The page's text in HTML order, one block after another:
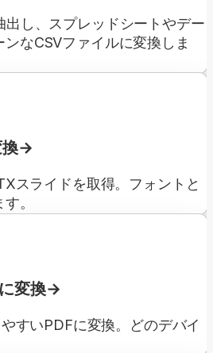
出し、スプレッドシートやデー
なCSVファイルに変換しま
スライドを取得。フォントと
。
変換
すいPDFに変換。どのデバイ